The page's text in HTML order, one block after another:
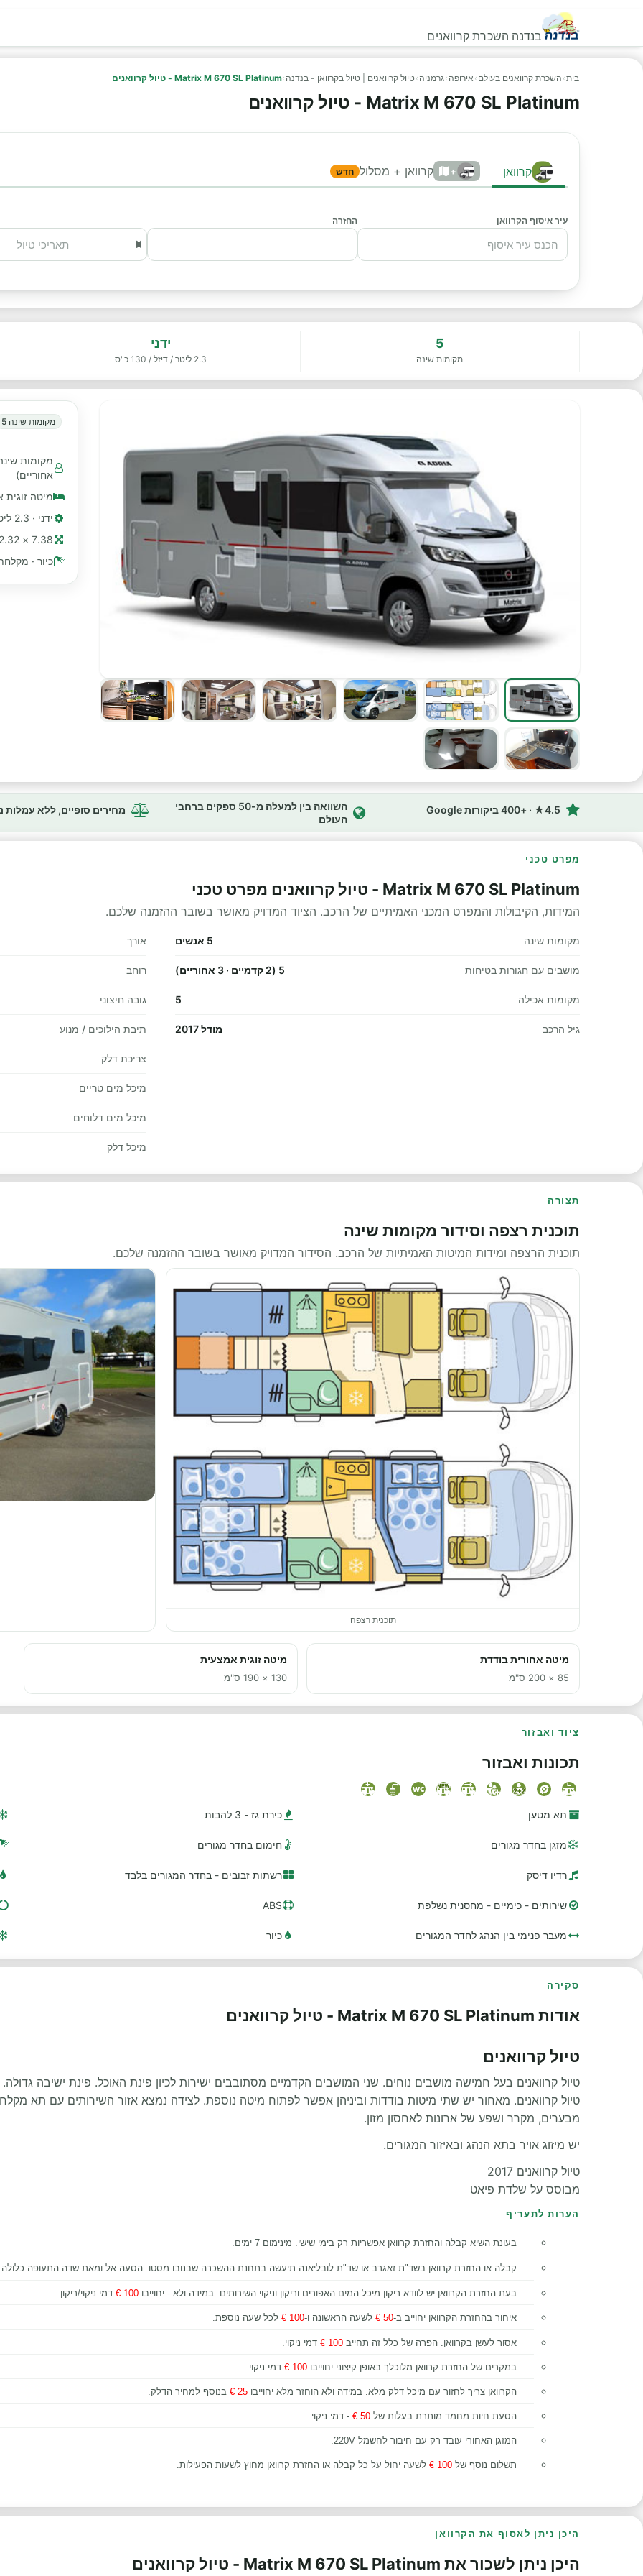
בנדנה השכרת קרוואנים
בית› השכרת קרוואנים בעולם › אירופה ›גרמניה ›טיול קרוואנים | טיול בקרוואן - בנדנה ›Matrix M 670 SL Platinum - טיול קרוואנים
Matrix M 670 SL Platinum - טיול קרוואנים
קרוואן + קרוואן + מסלול חדש
עיר איסוף הקרוואן החזרה
5
מקומות שינה
ידני
2.3 ליטר / דיזל / 130 כ"ס
מקומות שינה 5
אחוריים)
מיטה
ידני · 2.3 ליטר / דיזל / 130 כ"ס
7.38 × 2.32 מ׳ (≈ 24 רגל)
כיור ·
4.5★ · +400 ביקורות Google
השוואה בין למעלה מ-50 ספקים ברחבי
העולם
מחירים סופיים, ללא עמלות
מפרט טכני
Matrix M 670 SL Platinum - טיול קרוואנים מפרט טכני
המידות, הקיבולות והמפרט המכני האמיתיים של הרכב. הציוד המדויק מאושר בשובר ההזמנה שלכם.
מקומות שינה 5 אנשים
מושבים עם חגורות בטיחות 5 (2 קדמיים · 3 אחוריים)
מקומות אכילה 5
גיל הרכב מודל 2017
אורך
רוחב
גובה חיצוני
תיבת הילוכים / מנוע
צריכת דלק
מיכל מים טריים
מיכל מים דלוחים
מיכל דלק
תצורה
תוכנית רצפה וסידור מקומות שינה
תוכנית הרצפה ומידות המיטות האמיתיות של הרכב. הסידור המדויק מאושר בשובר ההזמנה שלכם.
תוכנית רצפה
מיטה אחורית בודדת
85 × 200 ס"מ
מיטה זוגית אמצעית
130 × 190 ס"מ
ציוד ואבזור
תכונות ואבזור
תא מטען כירת גז - 3 להבות
מזגן בחדר מגורים חימום בחדר מגורים
רדיו דיסק רשתות זבובים - בחדר המגורים בלבד
שירותים - כימיים - מחסנית נשלפת ABS
מעבר פנימי בין הנהג לחדר המגורים כיור
סקירה
אודות Matrix M 670 SL Platinum - טיול קרוואנים
טיול קרוואנים
טיול קרוואנים בעל חמישה מושבים נוחים. שני המושבים הקדמיים מסתובבים ישירות לכיון פינת האוכל. פינת ישיבה
טיול קרוואנים. מאחור יש שתי מיטות בודדות וביניהן אפשר לפתוח מיטה נוספת. לצידה נמצא אזור השירותים עם תא
מבערים, מקרר ושפע של ארונות לאחסון מזון.
יש מיזוג אויר בתא הנהג ובאיזור המגורים.
טיול קרוואנים 2017
מבוסס על שלדת פיאט
הערות לתעריף
בעונת השיא קבלה והחזרת קרוואן אפשריות רק בימי שישי. מינימום 7 ימים.
קבלה או החזרת קרוואן בשד"ת זאגרב או שד"ת לובליאנה תיעשה בתחנת ההשכרה שבנובו מסטו. הסעה אל ומאת שדה התעופה
בעת החזרת הקרוואן יש לוודא ריקון מיכל המים האפורים וריקון וניקוי השירותים. במידה ולא - יחוייבו 100 € דמי ניקוי/ריקון.
איחור בהחזרת הקרוואן יחוייב ב-50 € לשעה הראשונה ו-100 € לכל שעה נוספת.
אסור לעשן בקרוואן. הפרה של כלל זה תחייב 100 € דמי ניקוי.
במקרים של החזרת קרוואן מלוכלך באופן קיצוני יחוייבו 100 € דמי ניקוי.
הקרוואן צריך לחזור עם מיכל דלק מלא. במידה ולא הוחזר מלא יחוייבו 25 € בנוסף למחיר הדלק.
הסעת חיות מחמד מותרת בעלות של 50 € - דמי ניקוי.
המזגן האחורי עובד רק עם חיבור לחשמל 220V.
תשלום נוסף של 100 € לשעה יחול על כל קבלה או החזרת קרוואן מחוץ לשעות הפעילות.
היכן ניתן לאסוף את הקרוואן
היכן ניתן לשכור את Matrix M 670 SL Platinum - טיול קרוואנים